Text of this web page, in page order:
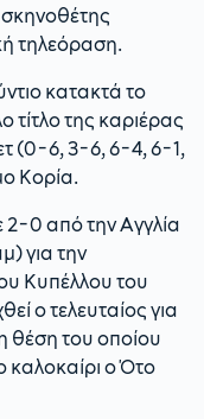
τηλεόραση.
κατακτά το
τίτλο της καριέρας
(0-6, 3-6, 6-4, 6-1,
Κορία.
2-0 από την Αγγλία
για την
Κυπέλλου του
ο τελευταίος για
θέση του οποίου
καλοκαίρι ο Ότο